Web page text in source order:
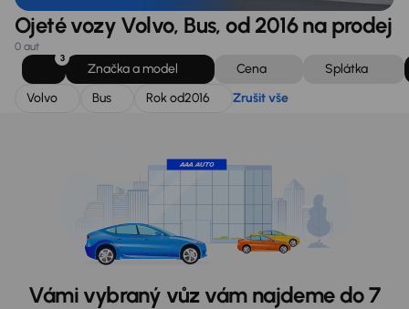
Ojeté vozy Volvo, Bus, od 2016 na prodej
0 aut
3
Značka a model Cena
Splátka
Volvo
Bus Rok od2016 Zrušit vše
Vámi vybraný vůz vám najdeme do 7